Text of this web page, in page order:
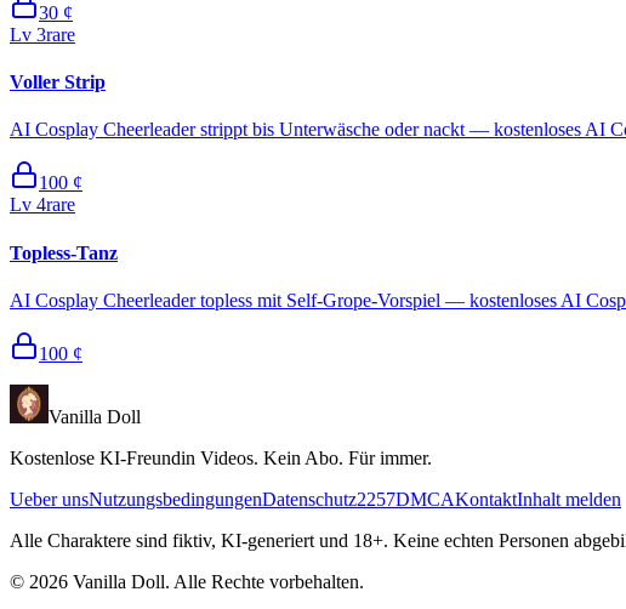
30 ¢
Lv 3rare
Voller Strip
AI Cosplay Cheerleader strippt bis Unterwäsche oder nackt — kostenloses AI
100 ¢
Lv 4rare
Topless-Tanz
AI Cosplay Cheerleader topless mit Self-Grope-Vorspiel — kostenloses AI
100 ¢
Vanilla Doll
Kostenlose KI-Freundin Videos. Kein Abo. Für immer.
Ueber unsNutzungsbedingungenDatenschutz2257DMCAKontaktInhalt melden
Alle Charaktere sind fiktiv, KI-generiert und 18+. Keine echten Personen
© 2026 Vanilla Doll. Alle Rechte vorbehalten.